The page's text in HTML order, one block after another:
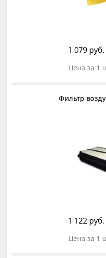
1 079 руб.
Цена за 1
Фильтр
1 122 руб.
Цена за 1